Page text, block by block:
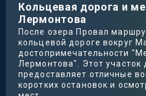
Кольцевая дорога и
Лермонтова
После озера Провал
кольцевой дороге вокруг
достопримечательности
Лермонтова". Этот участок
предоставляет отличные
коротких остановок и